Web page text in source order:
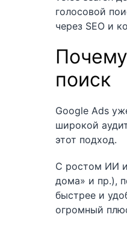
голосовой
через SEO и
поиск
Google Ads
широкой
этот подход.
С ростом ИИ
дома» и пр.),
быстрее и
огромный